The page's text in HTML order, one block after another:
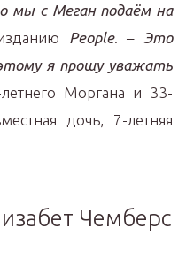
мы с Меган подаём на
People. –
Это
я прошу уважать
Моргана и 33-
дочь, 7-летняя
Чемберс